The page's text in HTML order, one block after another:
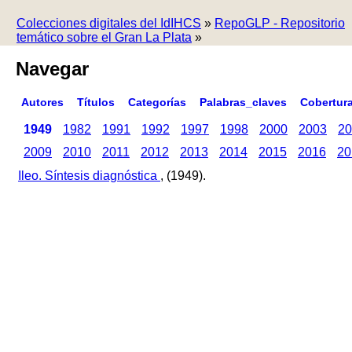
Colecciones digitales del IdIHCS » RepoGLP - Repositorio
temático sobre el Gran La Plata »
Navegar
Autores Títulos Categorías Palabras_claves
1949 1982 1991 1992 1997 1998 2000 2003
2009
2010 2011 2012 2013 2014 2015 2016
Ileo. Síntesis diagnóstica , (1949).